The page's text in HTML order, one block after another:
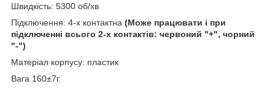
Швидкість: 5300 об/хв
Підключення: 4-х контактна (Може працювати і при
підключенні всього 2-х контактів: червоний "+", чорний
"-")
Матеріал корпусу: пластик
Вага 160±7г.